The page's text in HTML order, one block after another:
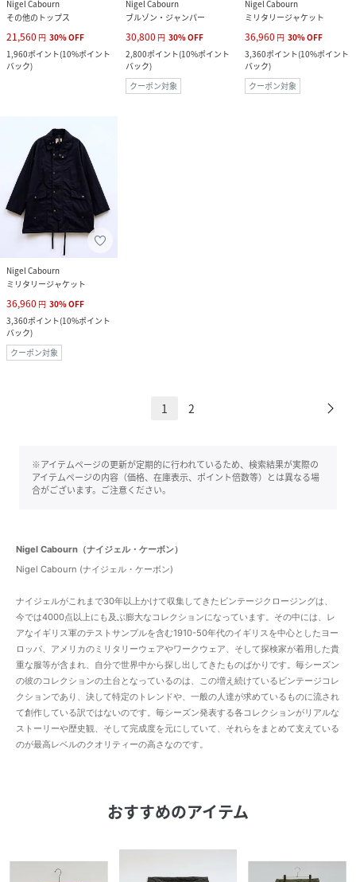
Nigel Cabourn
その他のトップス
21,560 円 30%OFF
1,960ポイント(10%ポイント
バック)
Nigel Cabourn
ブルゾン・ジャンパー
30,800 円 30%OFF
2,800ポイント(10%ポイント
バック)
クーポン対象
Nigel Cabourn
ミリタリージャケット
36,960 円 30%OFF
3,360ポイント(10%ポイント
バック)
クーポン対象
Nigel Cabourn
ミリタリージャケット
36,960 円 30%OFF
3,360ポイント(10%ポイント
バック)
クーポン対象
1 2
※アイテムページの更新が定期的に行われているため、検索結果が実際の
アイテムページの内容（価格、在庫表示、ポイント倍数等）とは異なる場
合がございます。ご注意ください。
Nigel Cabourn（ナイジェル・ケーボン）
Nigel Cabourn (ナイジェル・ケーボン)
ナイジェルがこれまで30年以上かけて収集してきたビンテージクロージングは、
今では4000点以上にも及ぶ膨大なコレクションになっています。その中には、レ
アなイギリス軍のテストサンプルを含む1910-50年代のイギリスを中心としたヨー
ロッパ、アメリカのミリタリーウェアやワークウェア、そして探検家が着用した貴
重な服等が含まれ、自分で世界中から探し出してきたものばかりです。毎シーズン
の彼のコレクションの土台となっているのは、この増え続けているビンテージコレ
クションであり、決して特定のトレンドや、一般の人達が求めているものに流され
て創作している訳ではないのです。毎シーズン発表する各コレクションがリアルな
ストーリーや歴史観、そして完成度を元にしていて、それらをまとめて支えている
のが最高レベルのクオリティーの高さなのです。
おすすめのアイテム